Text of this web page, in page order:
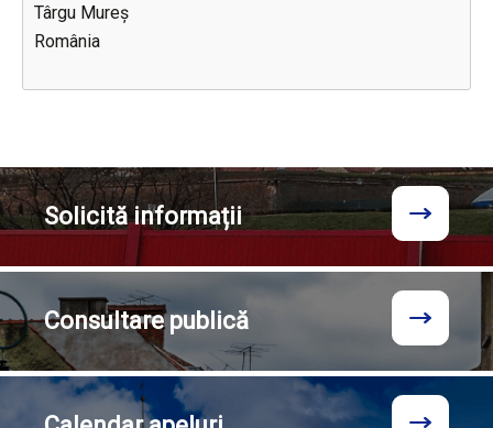
Târgu Mureș
România
Solicităinformații
Consultarepublică